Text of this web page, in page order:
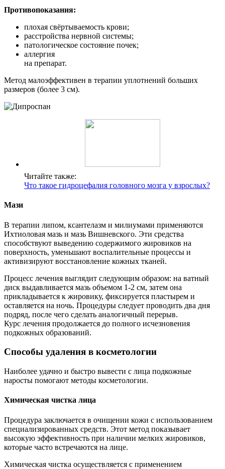
Противопоказания:
плохая свёртываемость крови;
расстройства нервной системы;
патологическое состояние почек;
аллергия
на препарат.
Метод малоэффективен в терапии уплотнений больших
размеров (более 3 см).
Читайте также:
Что такое гидроцефалия головного мозга у взрослых?
Мази
В терапии липом, ксантелазм и милиумами применяются
Ихтиоловая мазь и мазь Вишневского. Эти средства
способствуют выведению содержимого жировиков на
поверхность, уменьшают воспалительные процессы и
активизируют восстановление кожных тканей.
Процесс лечения выглядит следующим образом: на ватный
диск выдавливается мазь объемом 1-2 см, затем она
прикладывается к жировику, фиксируется пластырем и
оставляется на ночь. Процедуры следует проводить два дня
подряд, после чего сделать аналогичный перерыв.
Курс лечения продолжается до полного исчезновения
подкожных образований.
Способы удаления в косметологии
Наиболее удачно и быстро вывести с лица подкожные
наросты помогают методы косметологии.
Химическая чистка лица
Процедура заключается в очищении кожи с использованием
специализированных средств. Этот метод показывает
высокую эффективность при наличии мелких жировиков,
которые часто встречаются на лице.
Химическая чистка осуществляется с применением